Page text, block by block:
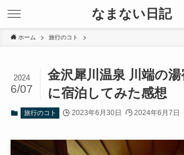
なまない日記
ホーム 旅行のコト
金沢犀川温泉 川端の湯
に宿泊してみた感想
2024
6/07
旅行のコト 2023年6月30日 2024年6月7日